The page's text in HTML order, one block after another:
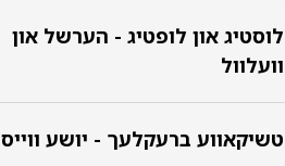
לוסטיג און לופטיג - הערשל און
וועלוול
טשיקאווע ברעקלעך - יושע ווייס